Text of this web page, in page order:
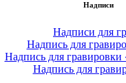
Надписи
Надписи для
Надпись для
Надпись для
Надпись для